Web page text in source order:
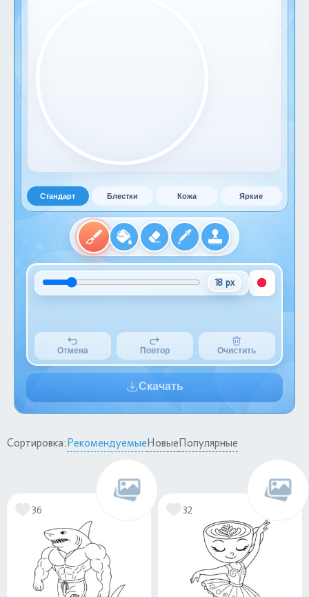
Стандарт Блестки Кожа Яркие
18 px
Отмена Повтор Очистить
Скачать
Сортировка:РекомендуемыеНовыеПопулярные
36 32